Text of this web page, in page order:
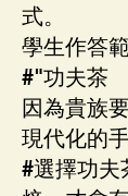
式。
學生作答
#"功夫茶
因為貴族
現代化的
#選擇功夫